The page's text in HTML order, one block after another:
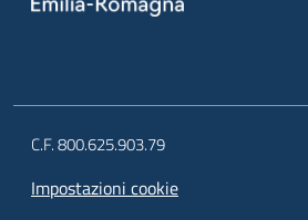
C.F. 800.625.903.79
Impostazioni cookie